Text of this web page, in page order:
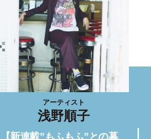
アーティスト
浅野順子
【新連載”もふもふ”との暮